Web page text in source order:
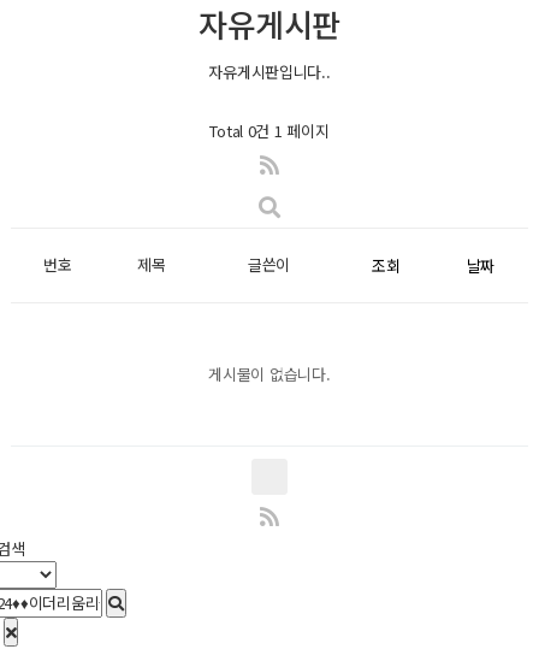
자유게시판
자유게시판입니다..
Total 0건 1 페이지
번호 제목 글쓴이 조회 날짜
게시물이 없습니다.
색